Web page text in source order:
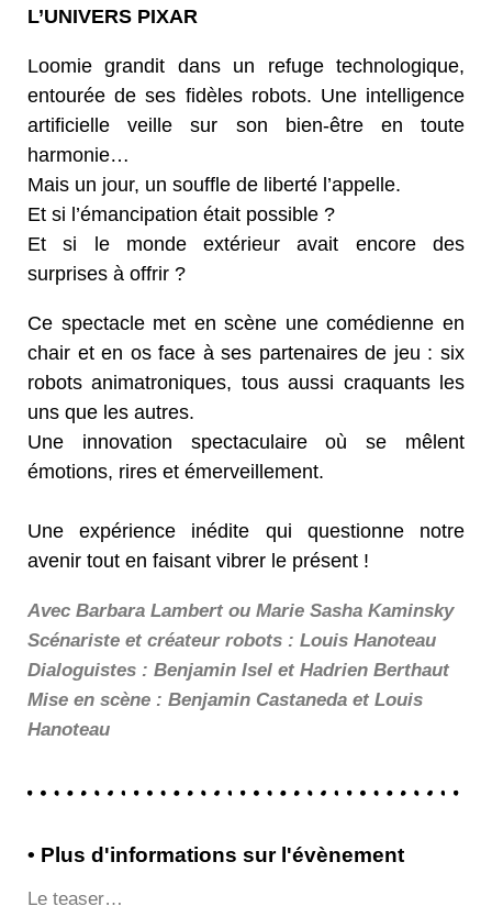
L’UNIVERS PIXAR
Loomie grandit dans un refuge technologique,
entourée de ses fidèles robots. Une intelligence
artificielle veille sur son bien-être en toute
harmonie…
Mais un jour, un souffle de liberté l’appelle.
Et si l’émancipation était possible ?
Et si le monde extérieur avait encore des
surprises à offrir ?
Ce spectacle met en scène une comédienne en
chair et en os face à ses partenaires de jeu : six
robots animatroniques, tous aussi craquants les
uns que les autres.
Une innovation spectaculaire où se mêlent
émotions, rires et émerveillement.
Une expérience inédite qui questionne notre
avenir tout en faisant vibrer le présent !
Avec Barbara Lambert ou Marie Sasha Kaminsky
Scénariste et créateur robots : Louis Hanoteau
Dialoguistes : Benjamin Isel et Hadrien Berthaut
Mise en scène : Benjamin Castaneda et Louis
Hanoteau
• Plus d'informations sur l'évènement
Le teaser…